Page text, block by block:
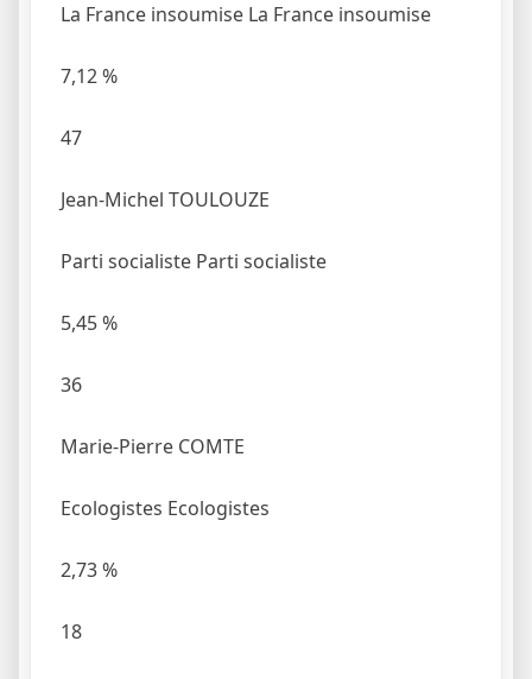
La France insoumise La France insoumise
7,12%
47
Jean-Michel TOULOUZE
Parti socialiste Parti socialiste
5,45%
36
Marie-Pierre COMTE
Ecologistes Ecologistes
2,73%
18